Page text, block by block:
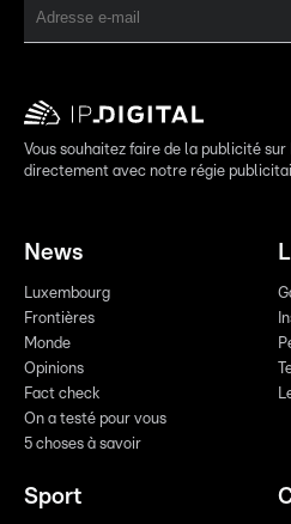
Vous souhaitez faire de la publicité
directement avec notre régie
News
Luxembourg
Frontières
Monde
Opinions
Fact check
On a testé pour vous
5 choses à savoir
Sport